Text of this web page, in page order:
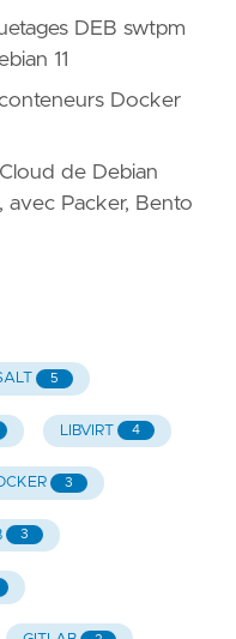
DEB swtpm
11
Docker
de Debian
avec Packer, Bento
5
LIBVIRT 4
3
3